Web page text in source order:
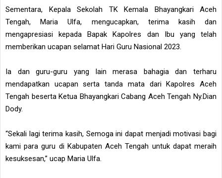
Sementara, Kepala Sekolah TK Kemala Bhayangkari Aceh
Tengah, Maria Ulfa, mengucapkan, terima kasih dan
mengapresiasi kepada Bapak Kapolres dan Ibu yang telah
memberikan ucapan selamat Hari Guru Nasional 2023.
Ia dan guru-guru yang lain merasa bahagia dan terharu
mendapatkan ucapan serta tanda mata dari Kapolres Aceh
Tengah beserta Ketua Bhayangkari Cabang Aceh Tengah Ny.Dian
Dody.
“Sekali lagi terima kasih, Semoga ini dapat menjadi motivasi bagi
kami para guru di Kabupaten Aceh Tengah untuk dapat meraih
kesuksesan,” ucap Maria Ulfa.